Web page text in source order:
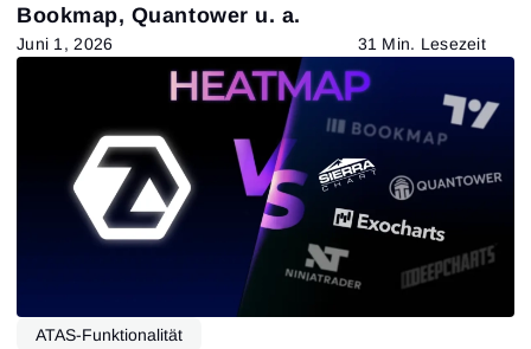
Bookmap, Quantower u. a.
Juni 1, 2026 31 Min. Lesezeit
ATAS-Funktionalität
Anmeldung
E-Mail-Adresse
Passwort zurücksetzen
Registrierung